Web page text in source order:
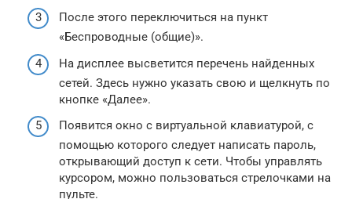
После этого переключиться на пункт
«Беспроводные (общие)».
На дисплее высветится перечень найденных
сетей. Здесь нужно указать свою и щелкнуть по
кнопке «Далее».
Появится окно с виртуальной клавиатурой, с
помощью которого следует написать пароль,
открывающий доступ к сети. Чтобы управлять
курсором, можно пользоваться стрелочками на
пульте.